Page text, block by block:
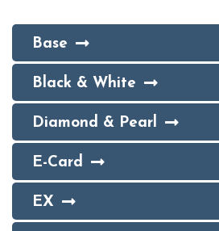
Base
Black & White
Diamond & Pearl
E-Card
EX